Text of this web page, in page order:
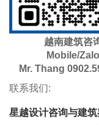
越南建筑咨
Mobile/Zalo
Mr. Thang
联系我们:
星越设计咨询与建筑